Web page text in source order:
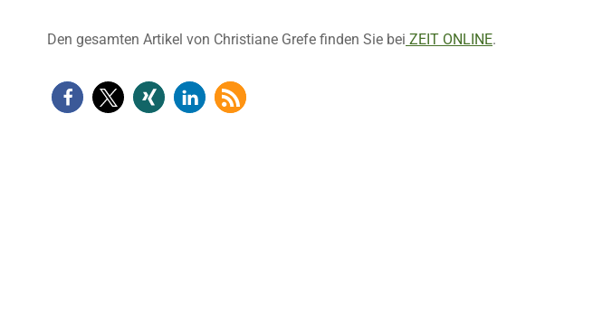
Den gesamten Artikel von Christiane Grefe finden Sie bei ZEIT ONLINE.